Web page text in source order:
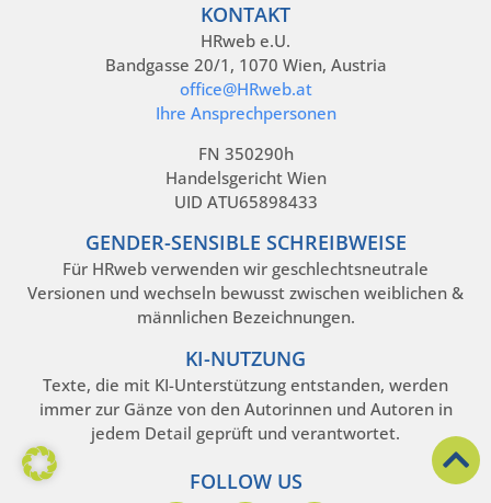
KONTAKT
HRweb e.U.
Bandgasse 20/1, 1070 Wien, Austria
office@HRweb.at
Ihre Ansprechpersonen
FN 350290h
Handelsgericht Wien
UID ATU65898433
GENDER-SENSIBLE SCHREIBWEISE
Für HRweb verwenden wir geschlechtsneutrale
Versionen und wechseln bewusst zwischen weiblichen &
männlichen Bezeichnungen.
KI-NUTZUNG
Texte, die mit KI-Unterstützung entstanden, werden
immer zur Gänze von den Autorinnen und Autoren in
jedem Detail geprüft und verantwortet.
FOLLOW US